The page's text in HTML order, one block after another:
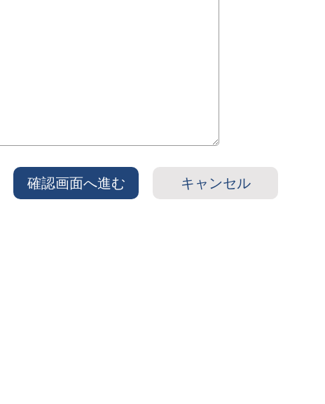
キャンセル
確認画面へ進む